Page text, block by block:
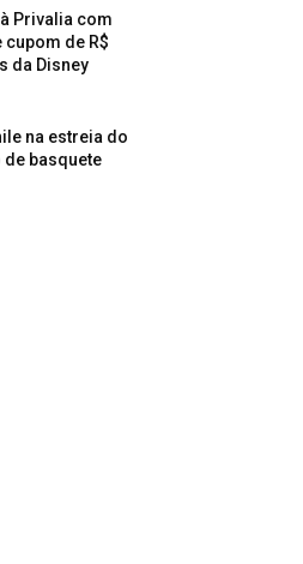
Privalia com
cupom de R$
da Disney
na estreia do
basquete